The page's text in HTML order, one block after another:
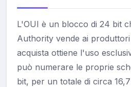
L'OUI è un blocco di 24 bit
Authority vende ai
acquista ottiene l'uso
può numerare le proprie
bit, per un totale di circa